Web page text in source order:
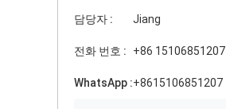
담당자 : Jiang
전화 번호 : +86 15106851207
WhatsApp :+8615106851207